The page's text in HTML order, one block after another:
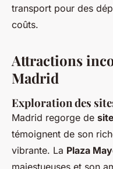
transport pour des
coûts.
Attractions
Madrid
Exploration des
Madrid regorge de
témoignent de son
vibrante. La Plaza
majestueuses et son